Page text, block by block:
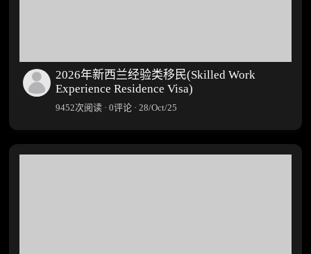
2026年新西兰经验类移民(Skilled Work
Experience Residence Visa)
9452次阅读 · 0评论 · 28/Oct/25